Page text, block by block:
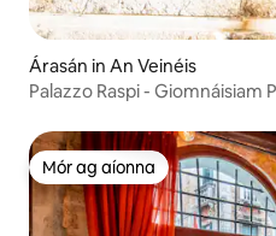
Árasán in An Veinéis
Palazzo Raspi - Giomnáisiam Príobháideach agus
Mór ag aíonna
Mór ag aíonna